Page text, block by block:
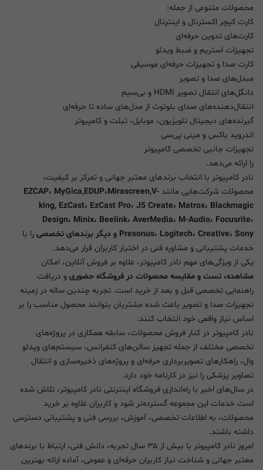
محصولات متنوعی از جمله:
کارت کپچر اکسترنال و اینترنال
کارت‌های تدوین حرفه‌ای
تجهیزات استریم و ضبط ویدئو
کارت صدا و تجهیزات حرفه‌ای موسیقی
مبدل‌های صدا و تصویر
دانگل‌های انتقال تصویر HDMI و بی‌سیم
انتقال‌دهنده‌های صدای بلوتوث از مدل‌های ساده تا حرفه‌ای
گیرنده‌های دیجیتال تلویزیون، موبایل، تبلت و کامپیوتر
اندروید باکس و مینی پی‌سی
تجهیزات جانبی تخصصی کامپیوتر
را ارائه می‌دهد.
نادر کامپیوتر با انتخاب برندهای معتبر جهانی و تمرکز بر کیفیت،
محصولات شرکت‌هایی مانند EZCAP، MyGica,EDUP،Mirascreen,V-
king, EzCast، EzCast Pro، J5 Create، Matrox، Blackmagic
Design، Minix، Beelink، AverMedia، M-Audio، Focusrite،
Presonus، Logitech، Creative، Sony و دیگر برندهای تخصصی
را با
خدمات پشتیبانی و مشاوره فنی در اختیار کاربران قرار می‌دهد.
یکی از ویژگی‌های مهم نادر کامپیوتر، علاوه بر فروش آنلاین، امکان
مشاهده، تست و مقایسه محصولات در فروشگاه حضوری و دریافت
راهنمایی تخصصی قبل و بعد از خرید است. تجربه چندین ساله در زمینه
تجهیزات صدا و تصویر باعث شده مشتریان بتوانند محصول مناسب را بر
اساس نیاز واقعی خود انتخاب کنند.
نادر کامپیوتر در کنار فروش محصولات، سابقه همکاری در پروژه‌های
تخصصی مختلف از جمله تجهیز سالن‌های کنفرانس، سیستم‌های ویدئو
وال، راهکارهای تصویربرداری حرفه‌ای و پروژه‌های ذخیره‌سازی و انتقال
تصاویر پزشکی را نیز در کارنامه خود دارد.
در سال‌های اخیر با راه‌اندازی فروشگاه اینترنتی نادر کامپیوتر، تلاش شده
است خدمات این مجموعه گسترده‌تر شود و کاربران علاوه بر خرید
محصولات، به اطلاعات تخصصی، آموزش، بررسی فنی و پشتیبانی دسترسی
داشته باشند.
امروز نادر کامپیوتر با بیش از ۳۵ سال تجربه، دانش فنی، ارتباط با برندهای
معتبر جهانی و شناخت نیاز کاربران حرفه‌ای و عمومی، آماده ارائه بهترین